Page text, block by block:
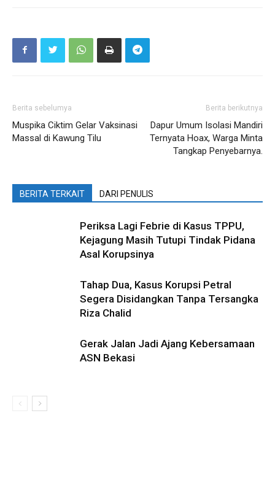
Berita sebelumya
Muspika Ciktim Gelar Vaksinasi
Massal di Kawung Tilu
Berita berikutnya
Dapur Umum Isolasi Mandiri
Ternyata Hoax, Warga Minta
Tangkap Penyebarnya.
BERITA TERKAIT DARI PENULIS
Periksa Lagi Febrie di Kasus TPPU,
Kejagung Masih Tutupi Tindak Pidana
Asal Korupsinya
Tahap Dua, Kasus Korupsi Petral
Segera Disidangkan Tanpa Tersangka
Riza Chalid
Gerak Jalan Jadi Ajang Kebersamaan
ASN Bekasi